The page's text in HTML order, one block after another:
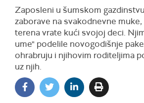
Zaposleni u šumskom
zaborave na svakodnevne muke,
terena vrate kući svojoj deci.
ume" podelile novogodišnje
ohrabruju i njihovim roditeljima
uz njih.